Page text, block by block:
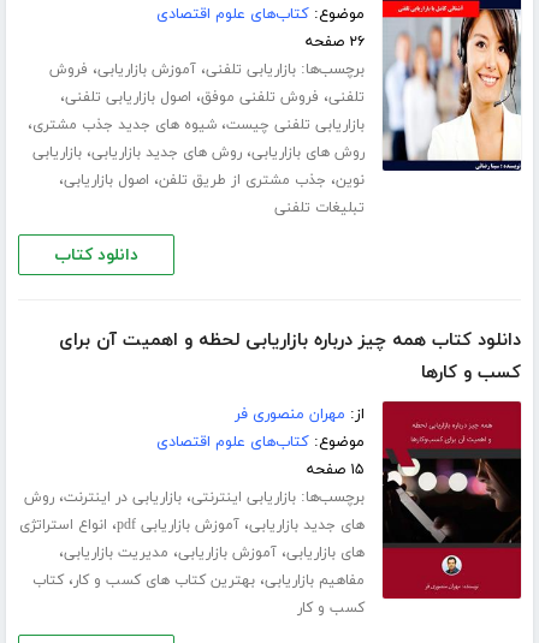
موضوع:کتاب‌های علوم اقتصادی
۲۶ صفحه
برچسب‌ها:بازاریابی تلفنی،آموزش بازاریابی، فروش
تلفنی، فروش تلفنی موفق، اصول بازاریابی تلفنی،
بازاریابی تلفنی چیست،شیوه های جدید جذب مشتری،
روش های بازاریابی،روش های جدید بازاریابی،بازاریابی
نوین، جذب مشتری از طریق تلفن، اصول بازاریابی،
تبلیغات تلفنی
دانلود کتاب
دانلود کتاب همه چیز درباره بازاریابی لحظه و اهمیت آن برای
کسب و‌ کارها
از: مهران منصوری فر
موضوع:کتاب‌های علوم اقتصادی
۱۵ صفحه
برچسب‌ها:بازاریابی اینترنتی،بازاریابی در اینترنت،روش
های جدید بازاریابی،آموزش بازاریابی pdf ، انواع استراتژی
های بازاریابی،آموزش بازاریابی، مدیریت بازاریابی،
مفاهیم بازاریابی،بهترین کتاب های کسب و کار،کتاب
کسب و کار